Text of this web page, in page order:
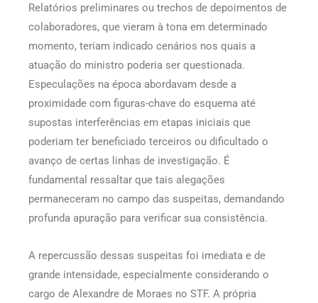
Relatórios preliminares ou trechos de depoimentos de
colaboradores, que vieram à tona em determinado
momento, teriam indicado cenários nos quais a
atuação do ministro poderia ser questionada.
Especulações na época abordavam desde a
proximidade com figuras-chave do esquema até
supostas interferências em etapas iniciais que
poderiam ter beneficiado terceiros ou dificultado o
avanço de certas linhas de investigação. É
fundamental ressaltar que tais alegações
permaneceram no campo das suspeitas, demandando
profunda apuração para verificar sua consistência.
A repercussão dessas suspeitas foi imediata e de
grande intensidade, especialmente considerando o
cargo de Alexandre de Moraes no STF. A própria